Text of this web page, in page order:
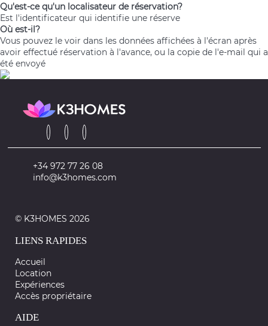
Qu'est-ce qu'un localisateur de réservation?
Est l'identificateur qui identifie une réserve
Où est-il?
Vous pouvez le voir dans les données affichées à l'écran après
avoir effectué réservation à l'avance, ou la copie de l'e-mail qui a
été envoyé
+34 972 77 26 08
info@k3homes.com
© K3HOMES 2026
LIENS RAPIDES
Accueil
Location
Expériences
Accès propriétaire
AIDE